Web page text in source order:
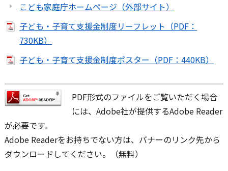
こども家庭庁ホームページ（外部サイト）
子ども・子育て支援金制度リーフレット（PDF：
730KB）
子ども・子育て支援金制度ポスター（PDF：440KB）
PDF形式のファイルをご覧いただく場合
には、Adobe社が提供するAdobe Reader
が必要です。
Adobe Readerをお持ちでない方は、バナーのリンク先から
ダウンロードしてください。（無料）